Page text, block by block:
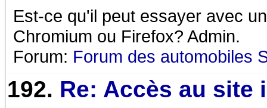
Est-ce qu'il peut essayer avec
Chromium ou Firefox? Admin.
Forum: Forum des automobiles
192. Re: Accès au site